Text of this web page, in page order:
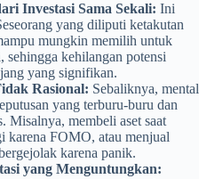
Investasi Sama Sekali: Ini
yang diliputi ketakutan
mungkin memilih untuk
sehingga kehilangan potensi
yang signifikan.
Rasional: Sebaliknya, mental
yang terburu-buru dan
Misalnya, membeli aset saat
karena FOMO, atau menjual
karena panik.
yang Menguntungkan: